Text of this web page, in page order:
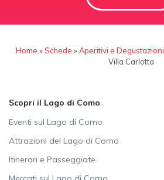
Home »Schede »Aperitivi e Degustazioni
Villa Carlotta
Scopri il Lago di Como
Eventi sul Lago di Como
Attrazioni del Lago di Como
Itinerari e Passeggiate